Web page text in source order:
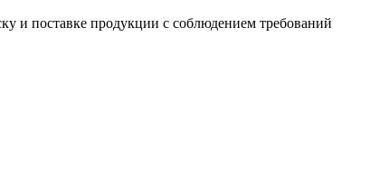
и поставке продукции с соблюдением требований